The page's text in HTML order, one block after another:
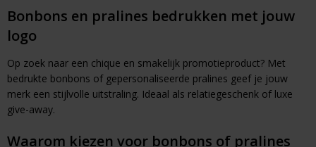
Bonbons en pralines bedrukken met jouw
logo
Op zoek naar een chique en smakelijk promotieproduct? Met
bedrukte bonbons of gepersonaliseerde pralines geef je jouw
merk een stijlvolle uitstraling. Ideaal als relatiegeschenk of luxe
give-away.
Waarom kiezen voor bonbons of pralines